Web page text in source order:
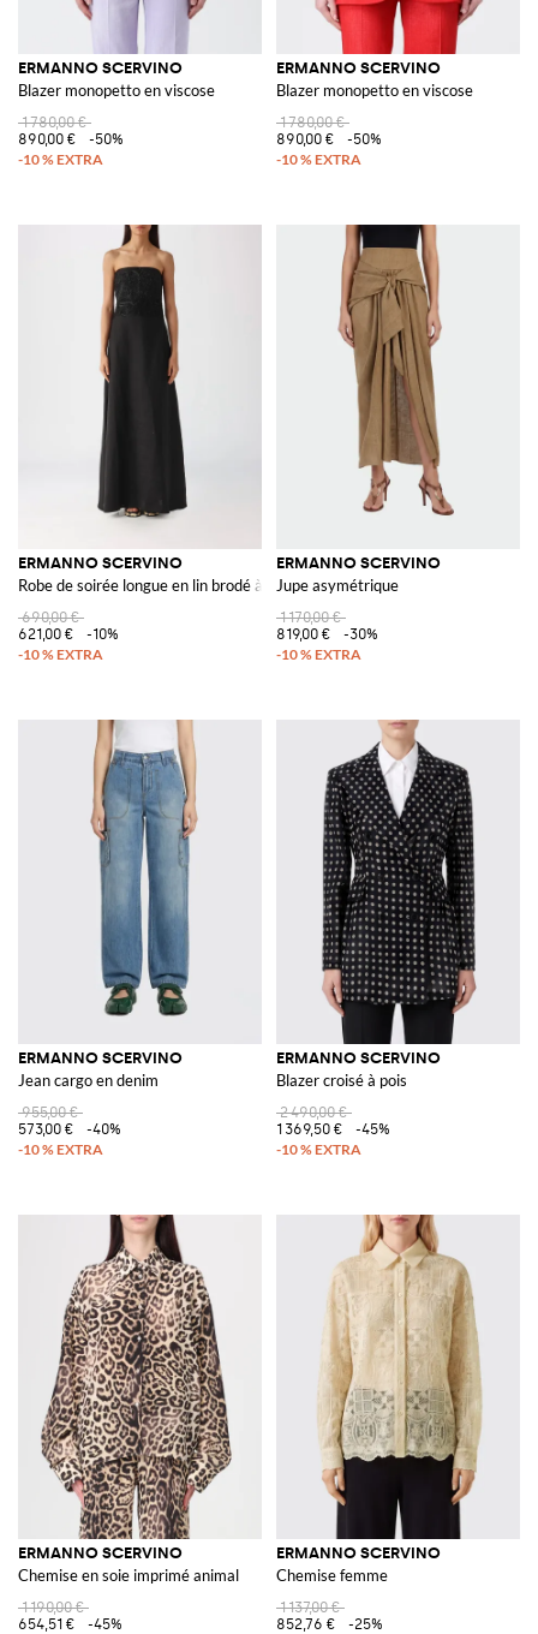
ERMANNO SCERVINO
Blazer monopetto en viscose
1 780,00 €
890,00 €
-50%
ERMANNO SCERVINO
Blazer monopetto en viscose
1 780,00 €
890,00 €
-50%
ERMANNO SCERVINO
Robe de soirée longue en lin brodé à épaules dénudées
690,00 €
621,00 €
-10%
ERMANNO SCERVINO
Jupe asymétrique
1 170,00 €
819,00 €
-30%
ERMANNO SCERVINO
Jean cargo en denim
955,00 €
573,00 €
-40%
ERMANNO SCERVINO
Blazer croisé à pois
2 490,00 €
1 369,50 €
-45%
ERMANNO SCERVINO
Chemise en soie imprimé animal
1 190,00 €
654,51 €
-45%
ERMANNO SCERVINO
Chemise femme
1 137,00 €
852,76 €
-25%